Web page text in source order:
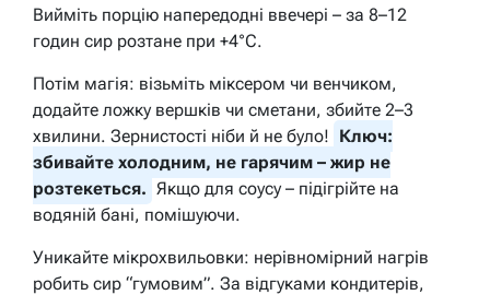
Вийміть порцію напередодні ввечері – за 8–12
годин сир розтане при +4°C.
Потім магія: візьміть міксером чи венчиком,
додайте ложку вершків чи сметани, збийте 2–3
хвилини. Зернистості ніби й не було! Ключ:
збивайте холодним, не гарячим – жир не
розтекеться. Якщо для соусу – підігрійте на
водяній бані, помішуючи.
Уникайте мікрохвильовки: нерівномірний нагрів
робить сир “гумовим”. За відгуками кондитерів,